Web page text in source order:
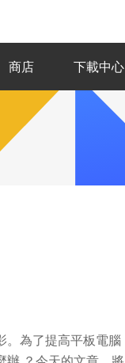
商店 下載中心
。為了提高平板電腦